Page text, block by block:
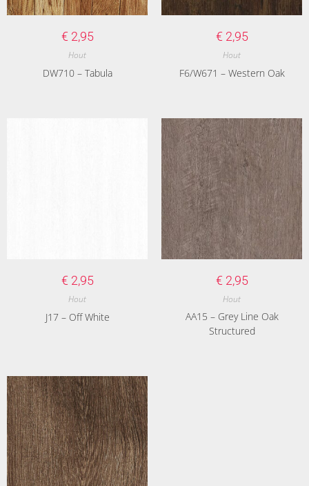
€ 2,95
Hout
DW710 – Tabula
€ 2,95
Hout
F6/W671 – Western Oak
€ 2,95
Hout
J17 – Off White
€ 2,95
Hout
AA15 – Grey Line Oak
Structured